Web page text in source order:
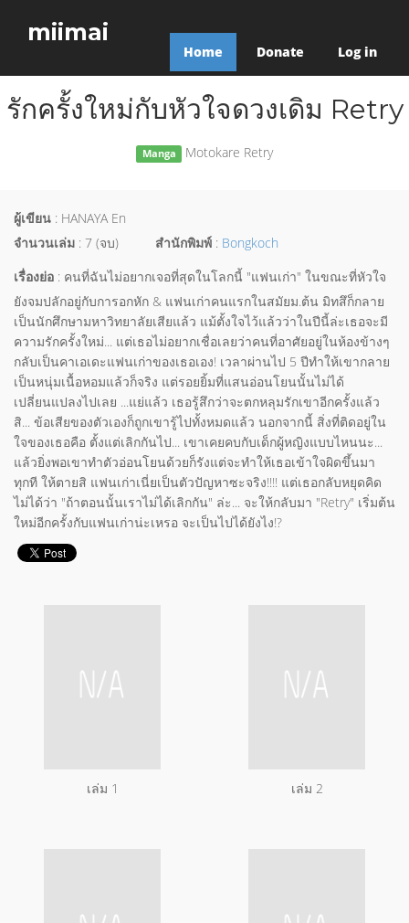
miimai
Home Donate Log in
รักครั้งใหม่กับหัวใจดวงเดิม Retry
Manga Motokare Retry
ผู้เขียน : HANAYA En
จำนวนเล่ม : 7 (จบ) สำนักพิมพ์ : Bongkoch
เรื่องย่อ : คนที่ฉันไม่อยากเจอที่สุดในโลกนี้ "แฟนเก่า" ในขณะที่หัวใจ
ยังจมปลักอยู่กับการอกหัก & แฟนเก่าคนแรกในสมัยม.ต้น มิทสึก็กลาย
เป็นนักศึกษามหาวิทยาลัยเสียแล้ว แม้ตั้งใจไว้แล้วว่าในปีนี้ล่ะเธอจะมี
ความรักครั้งใหม่... แต่เธอไม่อยากเชื่อเลยว่าคนที่อาศัยอยู่ในห้องข้างๆ
กลับเป็นคาเอเดะแฟนเก่าของเธอเอง! เวลาผ่านไป 5 ปีทำให้เขากลาย
เป็นหนุ่มเนื้อหอมแล้วก็จริง แต่รอยยิ้มที่แสนอ่อนโยนนั้นไม่ได้
เปลี่ยนแปลงไปเลย ...แย่แล้ว เธอรู้สึกว่าจะตกหลุมรักเขาอีกครั้งแล้ว
สิ... ข้อเสียของตัวเองก็ถูกเขารู้ไปทั้งหมดแล้ว นอกจากนี้ สิ่งที่ติดอยู่ใน
ใจของเธอคือ ตั้งแต่เลิกกันไป... เขาเคยคบกับเด็กผู้หญิงแบบไหนนะ...
แล้วยิ่งพอเขาทำตัวอ่อนโยนด้วยก็รังแต่จะทำให้เธอเข้าใจผิดขึ้นมา
ทุกที ให้ตายสิ แฟนเก่าเนี่ยเป็นตัวปัญหาซะจริง!!!! แต่เธอกลับหยุดคิด
ไม่ได้ว่า "ถ้าตอนนั้นเราไม่ได้เลิกกัน" ล่ะ... จะให้กลับมา "Retry" เริ่มต้น
ใหม่อีกครั้งกับแฟนเก่าน่ะเหรอ จะเป็นไปได้ยังไง!?
เล่ม 1 เล่ม 2